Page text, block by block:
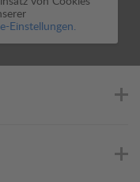
Einstellungen.